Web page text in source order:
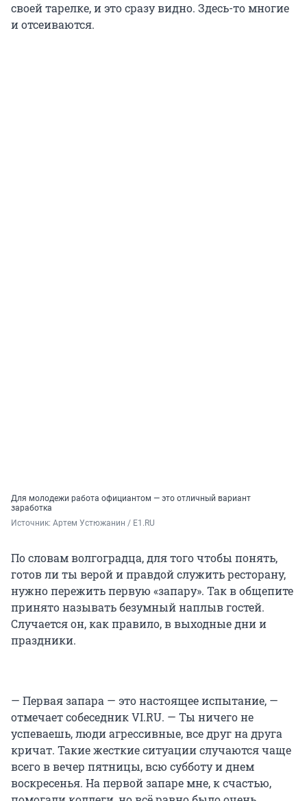
своей тарелке, и это сразу видно. Здесь-то многие
и отсеиваются.
Для молодежи работа официантом — это отличный вариант
заработка
Источник: Артем Устюжанин / E1.RU
По словам волгоградца, для того чтобы понять,
готов ли ты верой и правдой служить ресторану,
нужно пережить первую «запару». Так в общепите
принято называть безумный наплыв гостей.
Случается он, как правило, в выходные дни и
праздники.
— Первая запара — это настоящее испытание, —
отмечает собеседник VI.RU. — Ты ничего не
успеваешь, люди агрессивные, все друг на друга
кричат. Такие жесткие ситуации случаются чаще
всего в вечер пятницы, всю субботу и днем
воскресенья. На первой запаре мне, к счастью,